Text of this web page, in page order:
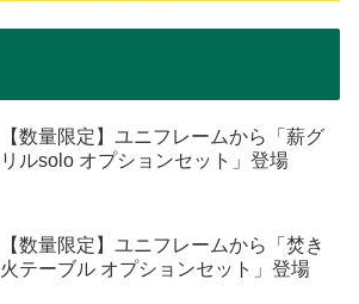
【数量限定】ユニフレームから「薪グ
リルsolo オプションセット」登場
【数量限定】ユニフレームから「焚き
火テーブル オプションセット」登場